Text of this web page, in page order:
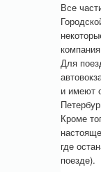
Все
Для
и имеют
Кроме
где
поезде).